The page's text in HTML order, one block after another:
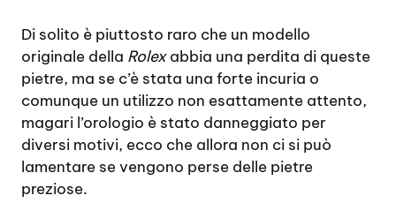
Di solito è piuttosto raro che un modello
originale della Rolexabbia una perdita di queste
pietre, ma se c’è stata una forte incuria o
comunque un utilizzo non esattamente attento,
magari l’orologio è stato danneggiato per
diversi motivi, ecco che allora non ci si può
lamentare se vengono perse delle pietre
preziose.